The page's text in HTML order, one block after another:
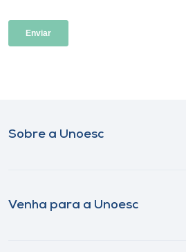
Sobre a Unoesc
Venha para a Unoesc